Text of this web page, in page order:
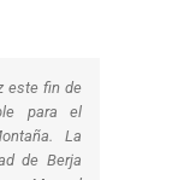
este fin de
para el
La
de Berja